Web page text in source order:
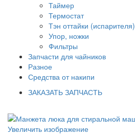
Таймер
Термостат
Тэн оттайки (испарителя)
Упор, ножки
Фильтры
Запчасти для чайников
Разное
Средства от накипи
ЗАКАЗАТЬ ЗАПЧАСТЬ
Увеличить изображение